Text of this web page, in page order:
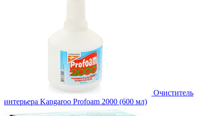
Очиститель
интерьера Kangaroo Profoam 2000 (600 мл)